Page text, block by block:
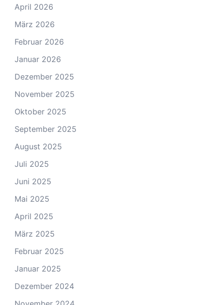
April 2026
März 2026
Februar 2026
Januar 2026
Dezember 2025
November 2025
Oktober 2025
September 2025
August 2025
Juli 2025
Juni 2025
Mai 2025
April 2025
März 2025
Februar 2025
Januar 2025
Dezember 2024